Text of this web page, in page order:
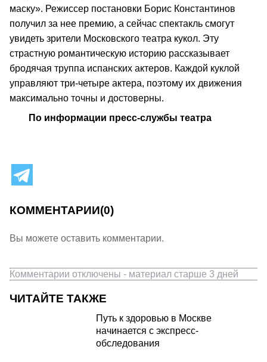
маску». Режиссер постановки Борис Константинов
получил за нее премию, а сейчас спектакль смогут
увидеть зрители Московского театра кукол. Эту
страстную романтическую историю рассказывает
бродячая труппа испанских актеров. Каждой куклой
управляют три-четыре актера, поэтому их движения
максимально точны и достоверны.
По информации пресс-службы театра
КОММЕНТАРИИ(0)
Вы можете оставить комментарии.
Комментарии отключены - материал старше 3 дней
ЧИТАЙТЕ ТАКЖЕ
Путь к здоровью в Москве
начинается с экспресс-
обследования